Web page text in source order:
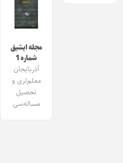
مجله ایشیق
شماره 1
آذربایجان
معلم‌لری و
تحصیل
مساله‌سی